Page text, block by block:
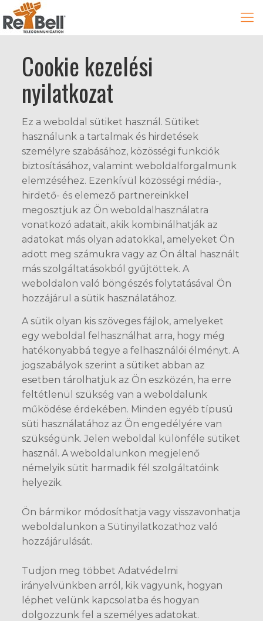
Cookie kezelési
nyilatkozat
Ez a weboldal sütiket használ. Sütiket
használunk a tartalmak és hirdetések
személyre szabásához, közösségi funkciók
biztosításához, valamint weboldalforgalmunk
elemzéséhez. Ezenkívül közösségi média-,
hirdető- és elemező partnereinkkel
megosztjuk az Ön weboldalhasználatra
vonatkozó adatait, akik kombinálhatják az
adatokat más olyan adatokkal, amelyeket Ön
adott meg számukra vagy az Ön által használt
más szolgáltatásokból gyűjtöttek. A
weboldalon való böngészés folytatásával Ön
hozzájárul a sütik használatához.
A sütik olyan kis szöveges fájlok, amelyeket
egy weboldal felhasználhat arra, hogy még
hatékonyabbá tegye a felhasználói élményt. A
jogszabályok szerint a sütiket abban az
esetben tárolhatjuk az Ön eszközén, ha erre
feltétlenül szükség van a weboldalunk
működése érdekében. Minden egyéb típusú
süti használatához az Ön engedélyére van
szükségünk. Jelen weboldal különféle sütiket
használ. A weboldalunkon megjelenő
némelyik sütit harmadik fél szolgáltatóink
helyezik.
Ön bármikor módosíthatja vagy visszavonhatja
weboldalunkon a Sütinyilatkozathoz való
hozzájárulását.
Tudjon meg többet Adatvédelmi
irányelvünkben arról, kik vagyunk, hogyan
léphet velünk kapcsolatba és hogyan
dolgozzunk fel a személyes adatokat.